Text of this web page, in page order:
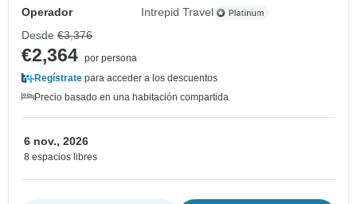
Operador
Intrepid Travel
Desde €3,376
€2,364 por persona
Regístrate para acceder a los descuentos
Precio basado en una habitación compartida
6 nov., 2026
8 espacios libres